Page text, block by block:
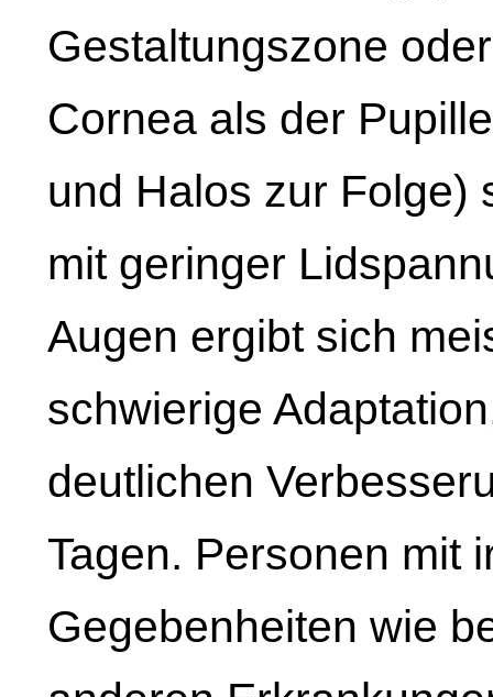
Gestaltungszone
Cornea als der
und Halos zur Folge)
mit geringer
Augen ergibt sich
schwierige
deutlichen
Tagen. Personen mit
Gegebenheiten wie